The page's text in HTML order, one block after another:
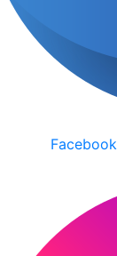
Facebook